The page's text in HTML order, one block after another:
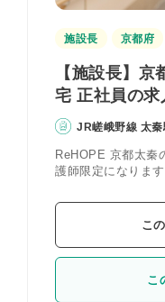
施設長 京都府
【施設長】
宅 正社員の
JR嵯峨野線 太秦
ReHOPE 京都太秦
護師限定になります
こ
こ